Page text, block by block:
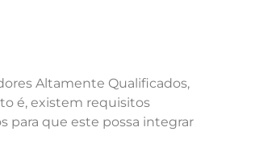
Altamente Qualificados,
é, existem requisitos
para que este possa integrar